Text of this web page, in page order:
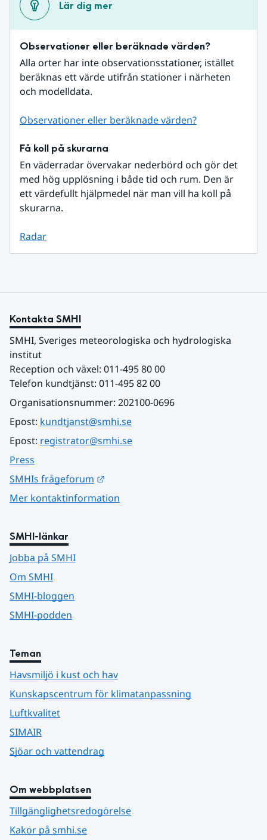
Lär dig mer
Observationer eller beräknade värden?
Alla orter har inte observationsstationer, istället
beräknas ett värde utifrån stationer i närheten
och modelldata.
Observationer eller beräknade värden?
Få koll på skurarna
En väderradar övervakar nederbörd och gör det
med hög upplösning i både tid och rum. Den är
ett värdefullt hjälpmedel när man vill ha koll på
skurarna.
Radar
Kontakta SMHI
SMHI, Sveriges meteorologiska och hydrologiska
institut
Reception och växel: 011-495 80 00
Telefon kundtjänst: 011-495 82 00
Organisationsnummer: 202100-0696
Epost: kundtjanst@smhi.se
Epost: registrator@smhi.se
Press
SMHIs frågeforum
Mer kontaktinformation
SMHI-länkar
Jobba på SMHI
Om SMHI
SMHI-bloggen
SMHI-podden
Teman
Havsmiljö i kust och hav
Kunskapscentrum för klimatanpassning
Luftkvalitet
SIMAIR
Sjöar och vattendrag
Om webbplatsen
Tillgänglighetsredogörelse
Kakor på smhi.se